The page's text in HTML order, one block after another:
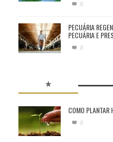
0
PECUÁRIA
PECUÁRIA E
0
COMO PLANTAR
0